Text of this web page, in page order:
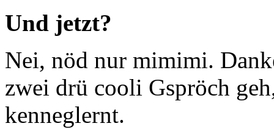
Und jetzt?
Nei, nöd nur mimimi.
zwei drü cooli Gspröch
kenneglernt.